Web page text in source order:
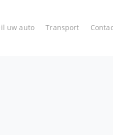
uw auto Transport